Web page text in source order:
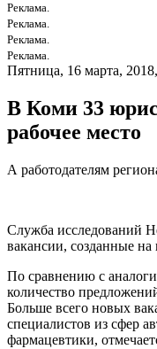
Реклама.
Реклама.
Реклама.
Реклама.
Пятница, 16 марта,
В Коми 33
рабочее место
А работодателям
Служба исследований
вакансии, созданные на
По сравнению с
количество
Больше всего новых
специалистов из сфер
фармацевтики,